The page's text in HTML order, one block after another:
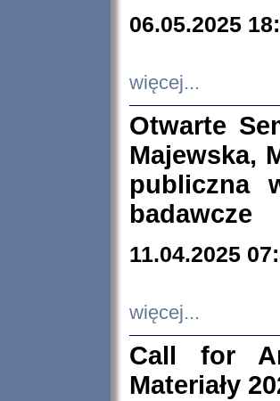
06.05.2025
więcej...
Otwarte
Majewska,
publiczna
badawcze
11.04.2025
więcej...
Call for
Materiały